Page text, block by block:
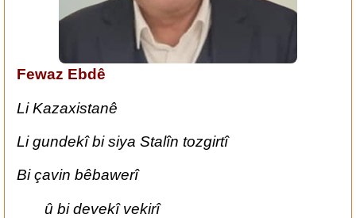
Fewaz Ebdê
Li Kazaxistanê
Li gundekî bi siya Stalîn tozgirtî
Bi çavin bêbawerî
û bi devekî vekirî